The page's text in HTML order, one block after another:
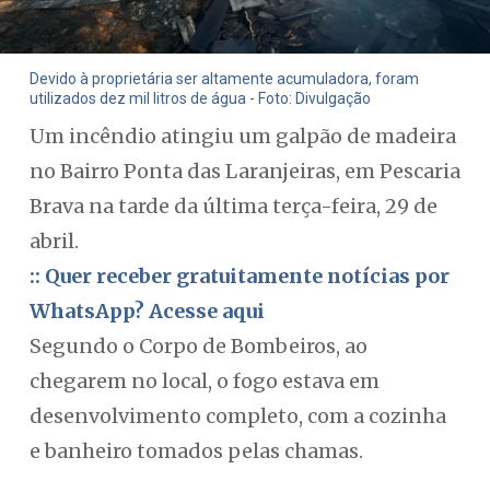
Devido à proprietária ser altamente acumuladora, foram
utilizados dez mil litros de água - Foto: Divulgação
Um incêndio atingiu um galpão de madeira
no Bairro Ponta das Laranjeiras, em Pescaria
Brava na tarde da última terça-feira, 29 de
abril.
:: Quer receber gratuitamente notícias por
WhatsApp? Acesse aqui
Segundo o Corpo de Bombeiros, ao
chegarem no local, o fogo estava em
desenvolvimento completo, com a cozinha
e banheiro tomados pelas chamas.